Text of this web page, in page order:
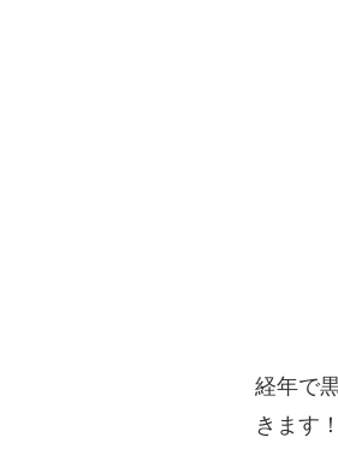
経年で
きます！